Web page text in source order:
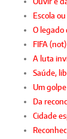
Escola
O legado
FIFA
A luta
Saúde,
Um
Da
Cidade